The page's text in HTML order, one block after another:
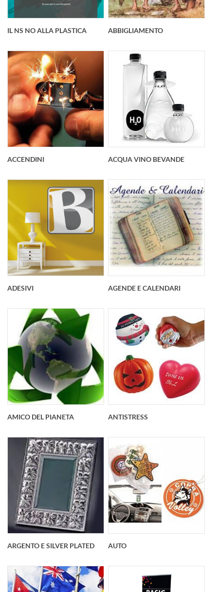
IL NS NO ALLA PLASTICA ABBIGLIAMENTO
ACCENDINI ACQUA VINO BEVANDE
ADESIVI AGENDE E CALENDARI
AMICO DEL PIANETA ANTISTRESS
ARGENTO E SILVER PLATED AUTO